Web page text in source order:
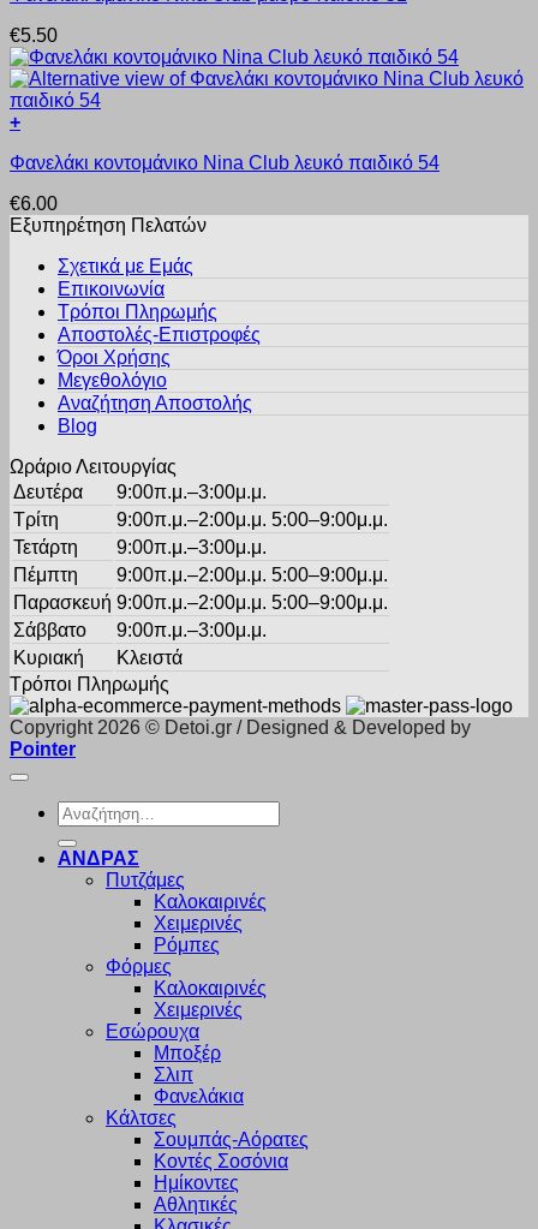
στη
σελίδα
του
προϊόντος
έχει
πολλαπλές
παραλλαγές.
Οι
επιλογές
να
στη
σελίδα
προϊόντος
€5.50
+
το
έχει
πολλαπλές
επιλογές
μπορούν
επιλεγούν
σελίδα
Φανελάκι κοντομάνικο Nina Club λευκό παιδικό 54
€6.00
Εξυπηρέτηση Πελατών
Σχετικά με Εμάς
Επικοινωνία
Τρόποι Πληρωμής
Αποστολές-Επιστροφές
Όροι Χρήσης
Μεγεθολόγιο
Αναζήτηση Αποστολής
Blog
Ωράριο Λειτουργίας
Δευτέρα
9:00π.μ.–3:00μ.μ.
Τρίτη
9:00π.μ.–2:00μ.μ. 5:00–9:00μ.μ.
Τετάρτη
9:00π.μ.–3:00μ.μ.
Πέμπτη
9:00π.μ.–2:00μ.μ. 5:00–9:00μ.μ.
Παρασκευή 9:00π.μ.–2:00μ.μ. 5:00–9:00μ.μ.
Σάββατο
9:00π.μ.–3:00μ.μ.
Κυριακή
Κλειστά
Τρόποι Πληρωμής
Copyright 2026 © Detoi.gr / Designed & Developed by
Pointer
Αναζήτηση
για:
ΑΝΔΡΑΣ
Πυτζάμες
Καλοκαιρινές
Χειμερινές
Ρόμπες
Φόρμες
Καλοκαιρινές
Χειμερινές
Εσώρουχα
Μποξέρ
Σλιπ
Φανελάκια
Κάλτσες
Σουμπάς-Αόρατες
Κοντές Σοσόνια
Ημίκοντες
Αθλητικές